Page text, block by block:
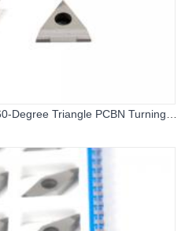
Degree Triangle PCBN Turning